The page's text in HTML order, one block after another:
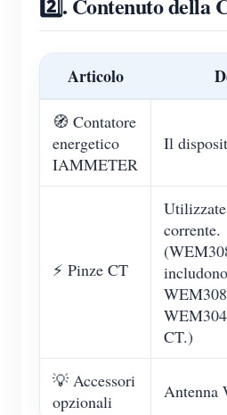
Articolo
🧭 Contatore
energetico
IAMMETER
Il
⚡ Pinze CT
corrente.
CT.)
💡 Accessori
opzionali
Antenna